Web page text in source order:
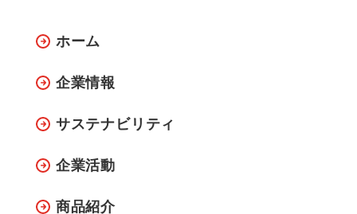
ホーム
企業情報
サステナビリティ
企業活動
商品紹介